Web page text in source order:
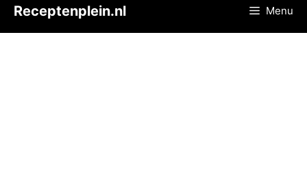
Receptenplein.nl Menu